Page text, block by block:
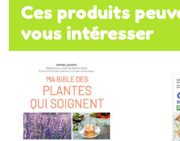
Ces produits
vous intéresser